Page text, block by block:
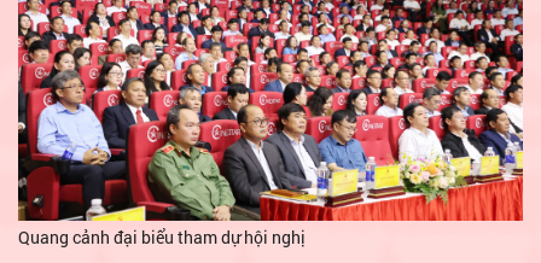
Quang cảnh đại biểu tham dự hội nghị